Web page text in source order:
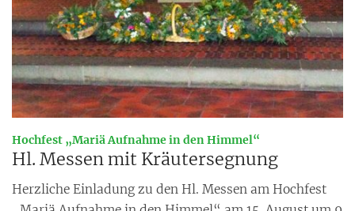
Hochfest „Mariä Aufnahme in den Himmel“
Hl. Messen mit Kräutersegnung
Herzliche Einladung zu den Hl. Messen am Hochfest